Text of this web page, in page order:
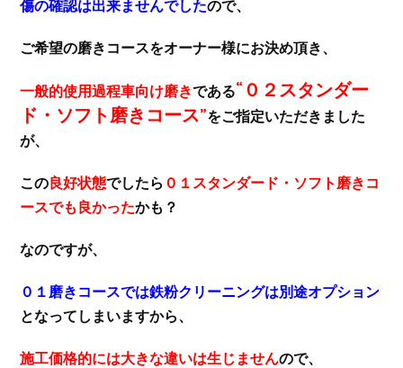
傷の確認は出来ませんでしたので、
ご希望の磨きコースをオーナー様にお決め頂き、
一般的使用過程車向け磨きである“０２スタンダー
ド・ソフト磨きコース”をご指定いただきました
が、
この良好状態でしたら ０１スタンダード・ソフト磨きコ
ースでも良かったかも？
なのですが、
０１磨きコースでは鉄粉クリーニングは別途オプション
となってしまいますから、
施工価格的には大きな違いは生じませんので、